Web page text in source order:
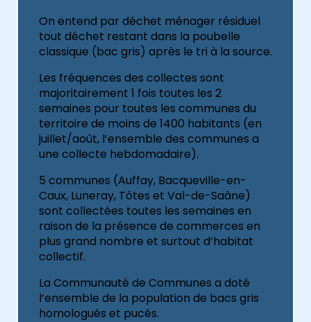
On entend par déchet ménager résiduel
tout déchet restant dans la poubelle
classique (bac gris) après le tri à la source.
Les fréquences des collectes sont
majoritairement 1 fois toutes les 2
semaines pour toutes les communes du
territoire de moins de 1400 habitants (en
juillet/août, l’ensemble des communes a
une collecte hebdomadaire).
5 communes (Auffay, Bacqueville-en-
Caux, Luneray, Tôtes et Val-de-Saâne)
sont collectées toutes les semaines en
raison de la présence de commerces en
plus grand nombre et surtout d’habitat
collectif.
La Communauté de Communes a doté
l’ensemble de la population de bacs gris
homologués et pucés.